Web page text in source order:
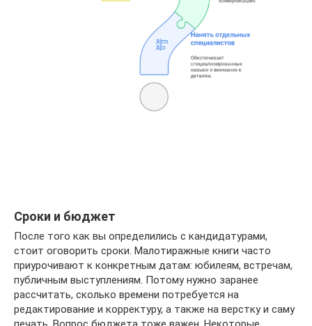
Сроки и бюджет
После того как вы определились с кандидатурами,
стоит оговорить сроки. Малотиражные книги часто
приурочивают к конкретным датам: юбилеям, встречам,
публичным выступлениям. Потому нужно заранее
рассчитать, сколько времени потребуется на
редактирование и корректуру, а также на верстку и саму